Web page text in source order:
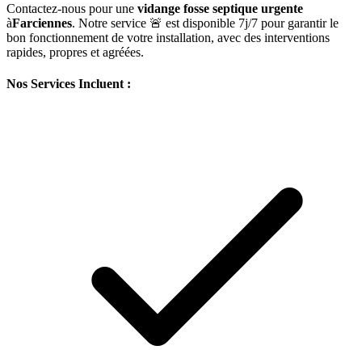
Contactez-nous pour une vidange fosse septique urgente
àFarciennes. Notre service 🚨 est disponible 7j/7 pour garantir le
bon fonctionnement de votre installation, avec des interventions
rapides, propres et agréées.
Nos Services Incluent :